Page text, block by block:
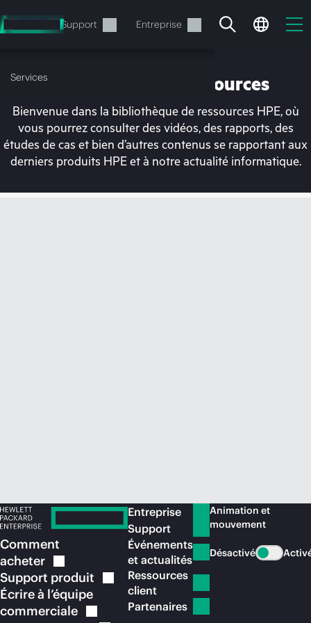
au
contenu
Support Entreprise
Services
Votre panier est
Bibliothèque de ressources
Bienvenue dans la bibliothèque de ressources HPE, où
vous pourrez consulter des vidéos, des rapports, des
études de cas et bien d’autres contenus se rapportant aux
derniers produits HPE et à notre actualité informatique.
Comment
acheter
Support produit
Écrire à l’équipe
commerciale
Entreprise
Support
Événements
et actualités
Ressources
client
Partenaires
Animation et
mouvement
Désactivé